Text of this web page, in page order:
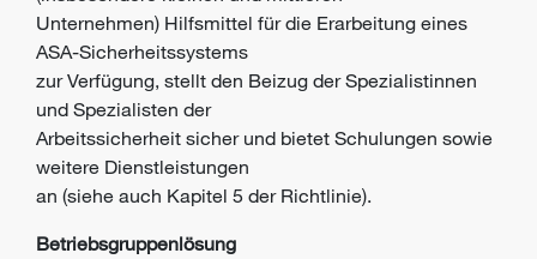
Unternehmen) Hilfsmittel für die Erarbeitung eines
ASA-Sicherheitssystems
zur Verfügung, stellt den Beizug der Spezialistinnen
und Spezialisten der
Arbeitssicherheit sicher und bietet Schulungen sowie
weitere Dienstleistungen
an (siehe auch Kapitel 5 der Richtlinie).
Betriebsgruppenlösung